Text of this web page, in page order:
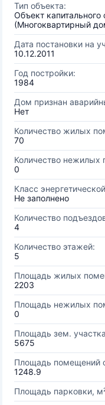
Тип объекта:
Объект капитального
(Многоквартирный
Дата постановки на
10.12.2011
Год постройки:
1984
Дом признан
Нет
Количество жилых
70
Количество нежилых
0
Класс
Не заполнено
Количество
4
Количество этажей:
5
Площадь жилых
2203
Площадь нежилых
0
Площадь зем.
5675
Площадь помещений
1248.9
Площадь парковки,